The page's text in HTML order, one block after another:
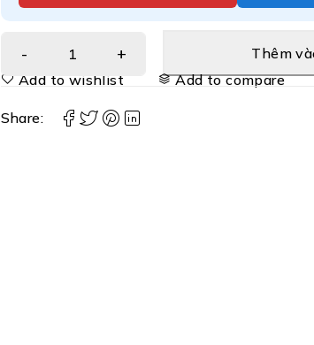
Thêm
Add to wishlist
Add to compare
Share: